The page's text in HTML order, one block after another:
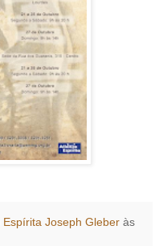
Espírita Joseph Gleber às